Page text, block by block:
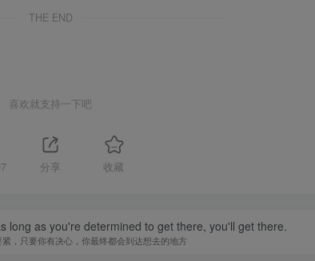
THE END
喜欢就支持一下吧
分享 收藏
long as you're determined to get there, you'll get there.
，只要你有决心，你最终都会到达想去的地方